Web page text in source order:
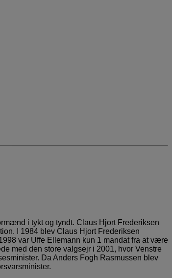
i tykt og tyndt. Claus Hjort Frederiksen
I 1984 blev Claus Hjort Frederiksen
var Uffe Ellemann kun 1 mandat fra at være
med den store valgsejr i 2001, hvor Venstre
Da Anders Fogh Rasmussen blev